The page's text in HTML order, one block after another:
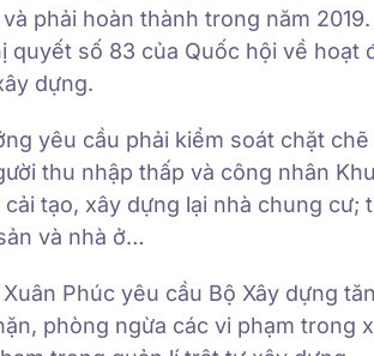
phải hoàn thành trong năm 2019.
quyết số 83 của Quốc hội về hoạt
dựng.
yêu cầu phải kiểm soát chặt
thu nhập thấp và công nhân
tạo, xây dựng lại nhà chung cư;
và nhà ở…
Phúc yêu cầu Bộ Xây dựng
phòng ngừa các vi phạm trong